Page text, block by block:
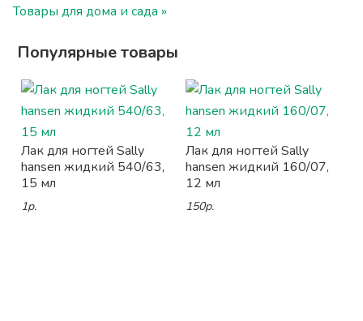
Товары для дома и сада »
Популярные товары
Лак для ногтей Sally
hansen жидкий 540/63,
15 мл
1р.
Лак для ногтей Sally
hansen жидкий 160/07,
12 мл
150р.